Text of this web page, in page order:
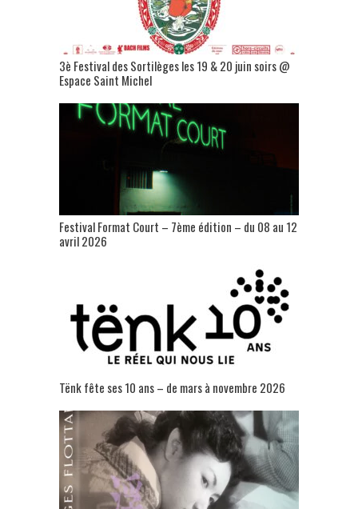
3è Festival des Sortilèges les 19 & 20 juin soirs @
Espace Saint Michel
Festival Format Court – 7ème édition – du 08 au 12
avril 2026
Tënk fête ses 10 ans – de mars à novembre 2026